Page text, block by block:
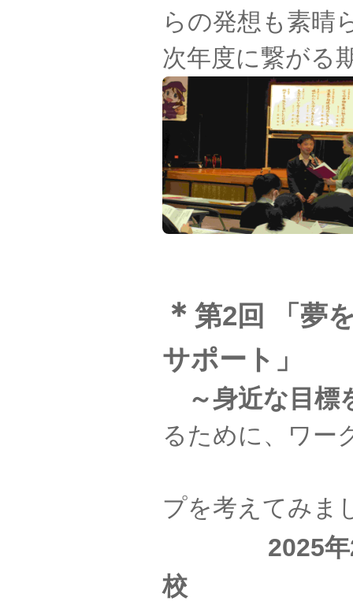
らの発想も素晴
次年度に繋がる
＊ 第2回 「夢
サポート」
～身近な目標
るために、ワー
プを考えてみま
2025年2
校